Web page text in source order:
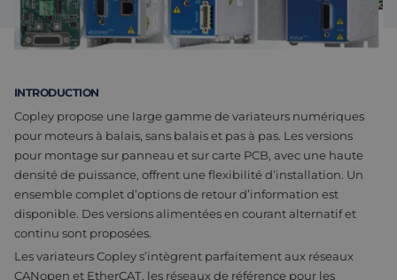
Assemblage et personnalisation
Fabrication
Défence
À propos de nous
Travailler chez Eltrex
INTRODUCTION
Copley propose une large gamme de variateurs numériques
pour moteurs à balais, sans balais et pas à pas. Les versions
pour montage sur panneau et sur carte PCB, avec une haute
densité de puissance, offrent une flexibilité d’installation. Un
ensemble complet d’options de retour d’information est
disponible. Des versions alimentées en courant alternatif et
continu sont proposées.
Les variateurs Copley s’intègrent parfaitement aux réseaux
CANopen et EtherCAT, les réseaux de référence pour les